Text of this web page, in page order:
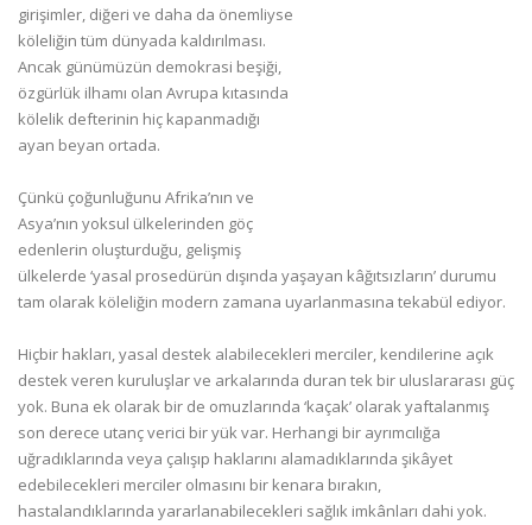
girişimler, diğeri ve daha da önemliyse
köleliğin tüm dünyada kaldırılması.
Ancak günümüzün demokrasi beşiği,
özgürlük ilhamı olan Avrupa kıtasında
kölelik defterinin hiç kapanmadığı
ayan beyan ortada.
Çünkü çoğunluğunu Afrika’nın ve
Asya’nın yoksul ülkelerinden göç
edenlerin oluşturduğu, gelişmiş
ülkelerde ‘yasal prosedürün dışında yaşayan kâğıtsızların’ durumu
tam olarak köleliğin modern zamana uyarlanmasına tekabül ediyor.
Hiçbir hakları, yasal destek alabilecekleri merciler, kendilerine açık
destek veren kuruluşlar ve arkalarında duran tek bir uluslararası güç
yok. Buna ek olarak bir de omuzlarında ‘kaçak’ olarak yaftalanmış
son derece utanç verici bir yük var. Herhangi bir ayrımcılığa
uğradıklarında veya çalışıp haklarını alamadıklarında şikâyet
edebilecekleri merciler olmasını bir kenara bırakın,
hastalandıklarında yararlanabilecekleri sağlık imkânları dahi yok.